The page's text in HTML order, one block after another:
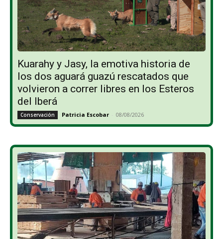
Kuarahy y Jasy, la emotiva historia de
los dos aguará guazú rescatados que
volvieron a correr libres en los Esteros
del Iberá
Conservación Patricia Escobar - 08/08/2026